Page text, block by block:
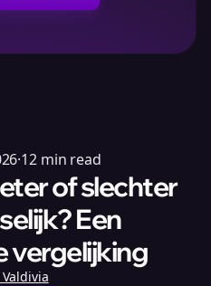
·12 min read
of slechter
Een
vergelijking